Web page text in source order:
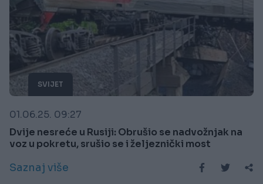
SVIJET
01.06.25. 09:27
Dvije nesreće u Rusiji: Obrušio se nadvožnjak na
voz u pokretu, srušio se i željeznički most
Saznaj više